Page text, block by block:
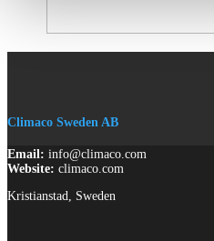
Climaco Sweden AB
Email: info@climaco.com
Website: climaco.com
Kristianstad, Sweden